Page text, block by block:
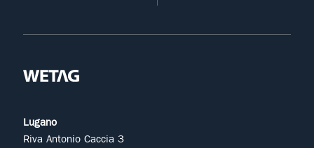
Lugano
Riva Antonio Caccia 3